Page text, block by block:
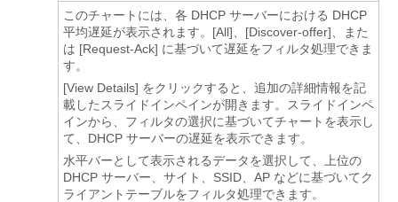
このチャートには、各 DHCP サーバーにおける DHCP
平均遅延が表示されます。[All]、[Discover-offer]、また
は [Request-Ack] に基づいて遅延をフィルタ処理できま
す。
[View Details] をクリックすると、追加の詳細情報を記
載したスライドインペインが開きます。スライドインペ
インから、フィルタの選択に基づいてチャートを表示し
て、DHCP サーバーの遅延を表示できます。
水平バーとして表示されるデータを選択して、上位の
DHCP サーバー、サイト、SSID、AP などに基づいてク
ライアントテーブルをフィルタ処理できます。